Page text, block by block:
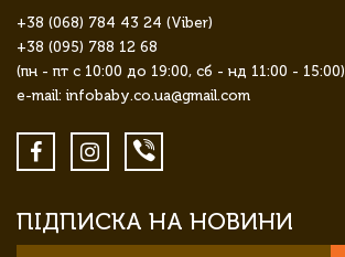
+38 (068) 784 43 24 (Viber)
+38 (095) 788 12 68
(пн - пт с 10:00 до 19:00, сб - нд 11:00 - 15:00)
e-mail: infobaby.co.ua@gmail.com
ПІДПИСКА НА НОВИНИ